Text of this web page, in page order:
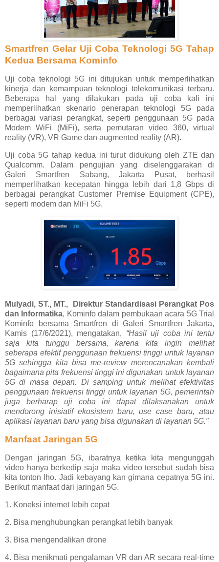
Smartfren Gelar Uji Coba Teknologi 5G Tahap
Kedua Bersama Kominfo
Uji coba teknologi 5G ini ditujukan untuk memperlihatkan
kinerja dan kemampuan teknologi telekomunikasi terbaru.
Beberapa hal yang dilakukan pada uji coba kali ini
memperlihatkan skenario penerapan teknologi 5G pada
berbagai variasi perangkat, seperti penggunaan 5G pada
Modem WiFi (MiFi), serta pemutaran video 360, virtual
reality (VR), VR Game dan augmented reality (AR).
Uji coba 5G tahap kedua ini turut didukung oleh ZTE dan
Qualcomm. Dalam pengujian yang diselenggarakan di
Galeri Smartfren Sabang, Jakarta Pusat, berhasil
memperlihatkan kecepatan hingga lebih dari 1,8 Gbps di
berbagai perangkat Customer Premise Equipment (CPE),
seperti modem dan MiFi 5G.
Mulyadi, ST., MT., Direktur Standardisasi Perangkat Pos
dan Informatika, Kominfo dalam pembukaan acara 5G Trial
Kominfo bersama Smartfren di Galeri Smartfren Jakarta,
Kamis (17/6/2021), mengatakan, “Hasil uji coba ini tentu
saja kita tunggu bersama, karena kita ingin melihat
seberapa efektif penggunaan frekuensi tinggi untuk layanan
5G sehingga kita bisa me-review merencanakan kembali
bagaimana pita frekuensi tinggi ini digunakan untuk layanan
5G di masa depan. Di samping untuk melihat efektivitas
penggunaan frekuensi tinggi untuk layanan 5G, pemerintah
juga berharap uji coba ini dapat dilaksanakan untuk
mendorong inisiatif ekosistem baru, use case baru, atau
aplikasi layanan baru yang bisa digunakan di layanan 5G.”
Manfaat Jaringan 5G
Dengan jaringan 5G, ibaratnya ketika kita mengunggah
video hanya berkedip saja maka video tersebut sudah bisa
kita tonton lho. Jadi kebayang kan gimana cepatnya 5G ini.
Berikut manfaat dari jaringan 5G.
1. Koneksi internet lebih cepat
2. Bisa menghubungkan perangkat lebih banyak
3. Bisa mengendalikan drone
4. Bisa menikmati pengalaman VR dan AR secara real-time